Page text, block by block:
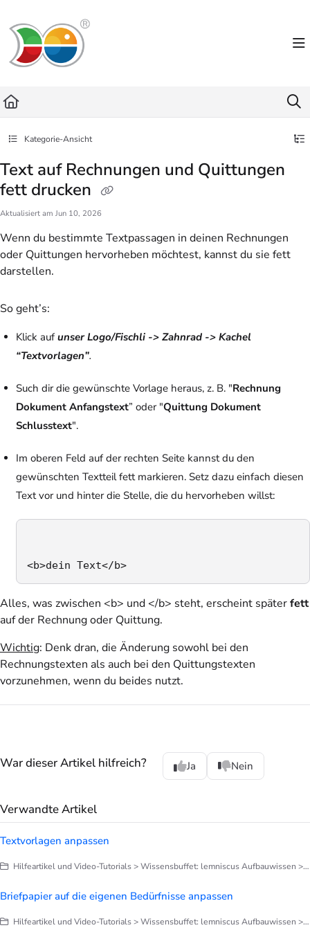
Fetch the complete documentation index at:
Use this file to discover all available pages before exploring further.
Kategorie-Ansicht
Text auf Rechnungen und Quittungen
fett drucken
Aktualisiert am Jun 10, 2026
Wenn du bestimmte Textpassagen in deinen Rechnungen
oder Quittungen hervorheben möchtest, kannst du sie fett
darstellen.
So geht’s:
Klick auf unser Logo/Fischli -> Zahnrad -> Kachel
“Textvorlagen”.
Such dir die gewünschte Vorlage heraus, z. B. "Rechnung
Dokument Anfangstext” oder "Quittung Dokument
Schlusstext".
Im oberen Feld auf der rechten Seite kannst du den
gewünschten Textteil fett markieren. Setz dazu einfach diesen
Text vor und hinter die Stelle, die du hervorheben willst:
<b>dein Text</b>
Alles, was zwischen <b> und </b> steht, erscheint späterfett
auf der Rechnung oder Quittung.
Wichtig: Denk dran, die Änderung sowohl bei den
Rechnungstexten als auch bei den Quittungstexten
vorzunehmen, wenn du beides nutzt.
War dieser Artikel hilfreich? Ja Nein
Verwandte Artikel
Textvorlagen anpassen
Hilfeartikel und Video-Tutorials > Wissensbuffet: lemniscus Aufbauwissen > E-Mails, Benachrichtigungen
Briefpapier auf die eigenen Bedürfnisse anpassen
Hilfeartikel und Video-Tutorials > Wissensbuffet: lemniscus Aufbauwissen > Briefe, Notizen, Dokumentation > Briefpapier anpassen